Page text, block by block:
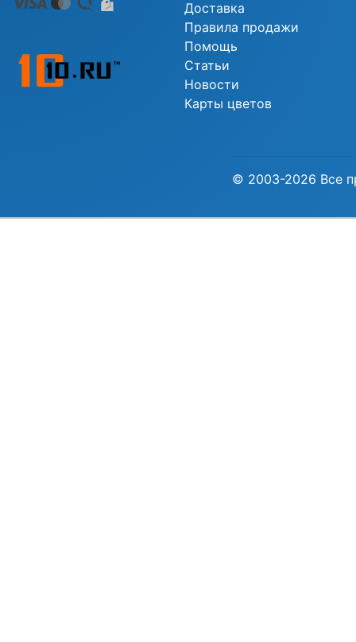
Доставка
Правила продажи
Помощь
Статьи
Новости
Карты цветов
© 2003-2026 Все